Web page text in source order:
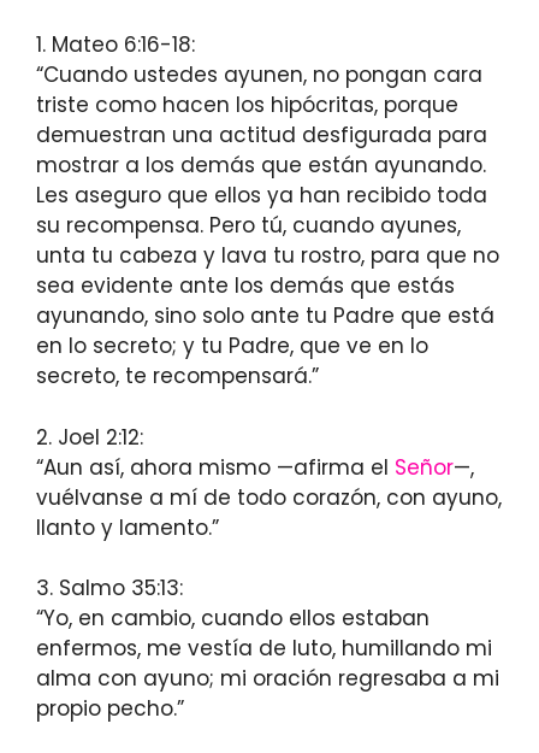
1. Mateo 6:16-18:
“Cuando ustedes ayunen, no pongan cara
triste como hacen los hipócritas, porque
demuestran una actitud desfigurada para
mostrar a los demás que están ayunando.
Les aseguro que ellos ya han recibido toda
su recompensa. Pero tú, cuando ayunes,
unta tu cabeza y lava tu rostro, para que no
sea evidente ante los demás que estás
ayunando, sino solo ante tu Padre que está
en lo secreto; y tu Padre, que ve en lo
secreto, te recompensará.”
2. Joel 2:12:
“Aun así, ahora mismo —afirma el Señor—,
vuélvanse a mí de todo corazón, con ayuno,
llanto y lamento.”
3. Salmo 35:13:
“Yo, en cambio, cuando ellos estaban
enfermos, me vestía de luto, humillando mi
alma con ayuno; mi oración regresaba a mi
propio pecho.”